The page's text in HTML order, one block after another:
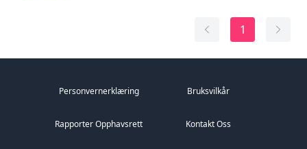
1
Personvernerklæring Bruksvilkår
Rapporter Opphavsrett Kontakt Oss